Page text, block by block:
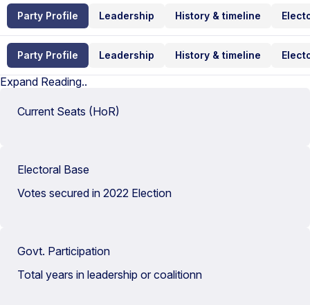
Party Profile Leadership History & timeline
Party Profile Leadership History & timeline
Expand Reading..
Current Seats (HoR)
Electoral Base
Votes secured in 2022 Election
Govt. Participation
Total years in leadership or coalitionn